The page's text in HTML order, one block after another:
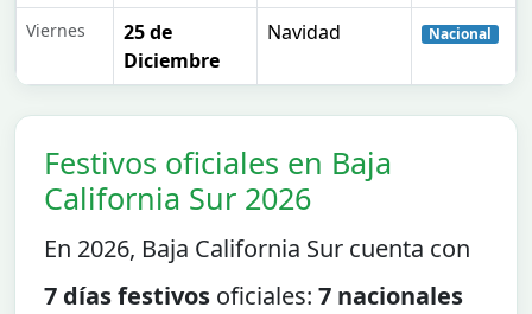
Viernes
25 de
Diciembre
Navidad Nacional
Festivos oficiales en Baja
California Sur 2026
En 2026, Baja California Sur cuenta con
7 días festivos oficiales: 7 nacionales